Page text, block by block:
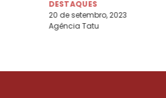
DESTAQUES
20 de setembro, 2023
Agência Tatu